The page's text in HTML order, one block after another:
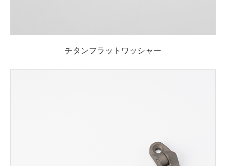
チタンフラットワッシャー